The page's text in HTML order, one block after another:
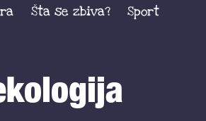
Šta se zbiva?
Sport